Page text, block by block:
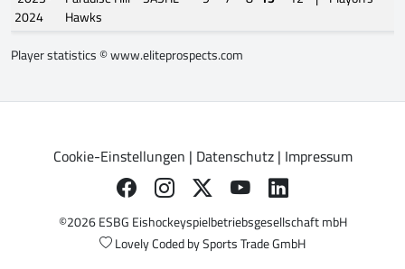
2024
Hawks
Player statistics ©www.eliteprospects.com
Cookie-Einstellungen | Datenschutz| Impressum
©2026 ESBG Eishockeyspielbetriebsgesellschaft mbH
Lovely Coded bySports Trade GmbH